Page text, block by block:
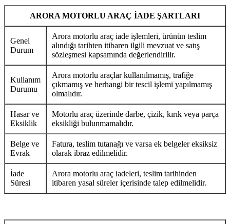
ARORA MOTORLU ARAÇ İADE ŞARTLARI
Genel
Durum
Arora motorlu araç iade işlemleri, ürünün teslim
alındığı tarihten itibaren ilgili mevzuat ve satış
sözleşmesi kapsamında değerlendirilir.
Kullanım
Durumu
Arora motorlu araçlar kullanılmamış, trafiğe
çıkmamış ve herhangi bir tescil işlemi yapılmamış
olmalıdır.
Hasar ve
Eksiklik
Motorlu araç üzerinde darbe, çizik, kırık veya parça
eksikliği bulunmamalıdır.
Belge ve
Evrak
Fatura, teslim tutanağı ve varsa ek belgeler eksiksiz
olarak ibraz edilmelidir.
İade
Süresi
Arora motorlu araç iadeleri, teslim tarihinden
itibaren yasal süreler içerisinde talep edilmelidir.